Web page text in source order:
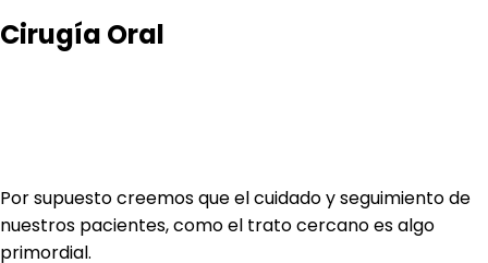
Cirugía Oral
Por supuesto creemos que el cuidado y seguimiento de
nuestros pacientes, como el trato cercano es algo
primordial.